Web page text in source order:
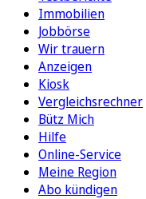
Immobilien
Jobbörse
Wir trauern
Anzeigen
Kiosk
Vergleichsrechner
Bütz Mich
Hilfe
Online-Service
Meine Region
Abo kündigen